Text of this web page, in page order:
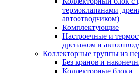
термоклапанами,
автоотводчиком)
Комплектующие
Настроечные и
дренажом и
Коллекторные группы из
Без кранов и
Коллекторные блоки